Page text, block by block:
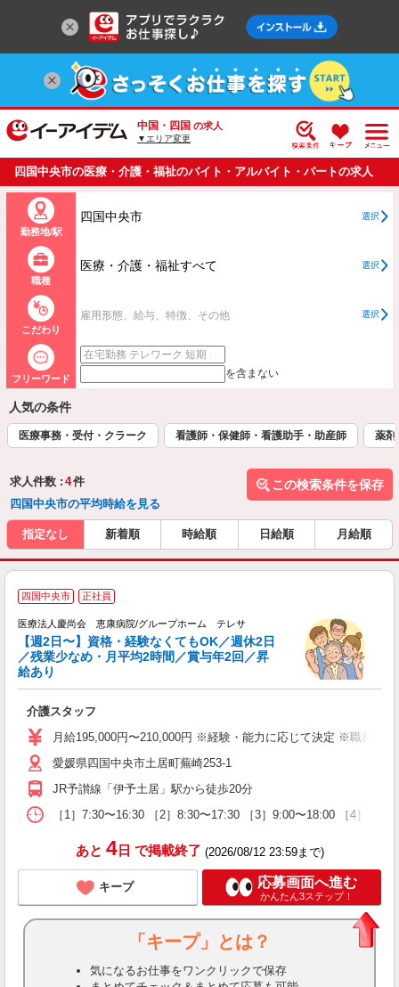
中国・四国 の求人
▼エリア変更
四国中央市の医療・介護・福祉のバイト・アルバイト・パートの求人
情報一覧
勤務地/駅
四国中央市 選択
職種
医療・介護・福祉すべて 選択
こだわり
雇用形態、給与、特徴、その他 選択
フリーワード を含まない
人気の条件
医療事務・受付・クラーク 看護師・保健師・看護助手・助産師 薬剤
求人件数 : 4件
四国中央市の平均時給を見る
この検索条件を保存
指定なし 新着順 時給順 日給順 月給順
四国中央市 正社員
医療法人慶尚会 恵康病院/グループホーム テレサ
【週2日〜】資格・経験なくてもOK／週休2日
／残業少なめ・月平均2時間／賞与年2回／昇
給あり
介護スタッフ
月給195,000円〜210,000円 ※経験・能力に応じて決定 ※職務手
愛媛県四国中央市土居町蕪崎253-1
JR予讃線「伊予土居」駅から徒歩20分
［1］7:30〜16:30 ［2］8:30〜17:30 ［3］9:00〜18:00 ［4］
あと 4日 で掲載終了 (2026/08/12 23:59まで)
キープ 応募画面へ進む
かんたん3ステップ！
「キープ」とは？
気になるお仕事をワンクリックで保存